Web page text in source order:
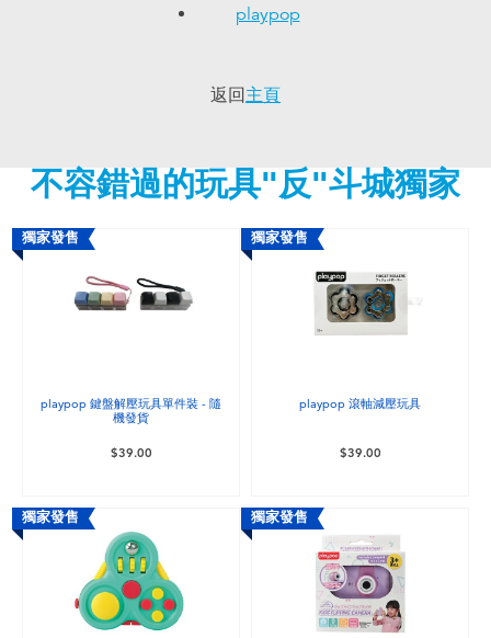
嬰兒及學前玩具
任天堂 Switch
電池
人氣角色
playpop
返回主頁
不容錯過的玩具"反"斗城獨家
獨家發售
playpop 鍵盤解壓玩具單件裝 - 隨
機發貨
$39.00
獨家發售
playpop 滾軸減壓玩具
$39.00
獨家發售 獨家發售